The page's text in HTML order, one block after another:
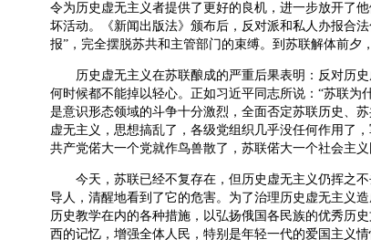
令为历史虚无主义者提供了更好的良机，进一步放开了
坏活动。《新闻出版法》颁布后，反对派和私人办报合
报”，完全摆脱苏共和主管部门的束缚。到苏联解体前夕
历史虚无主义在苏联酿成的严重后果表明：反对历史
何时候都不能掉以轻心。正如习近平同志所说：“苏联为
是意识形态领域的斗争十分激烈，全面否定苏联历史、
虚无主义，思想搞乱了，各级党组织几乎没任何作用了
共产党偌大一个党就作鸟兽散了，苏联偌大一个社会主
今天，苏联已经不复存在，但历史虚无主义仍挥之不
导人，清醒地看到了它的危害。为了治理历史虚无主义
历史教学在内的各种措施，以弘扬俄国各民族的优秀历
西的记忆，增强全体人民，特别是年轻一代的爱国主义